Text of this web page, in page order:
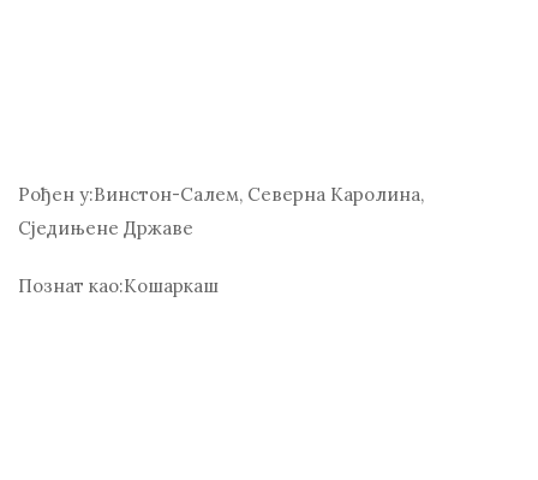
Рођен у:Винстон-Салем, Северна Каролина,
Сједињене Државе
Познат као:Кошаркаш